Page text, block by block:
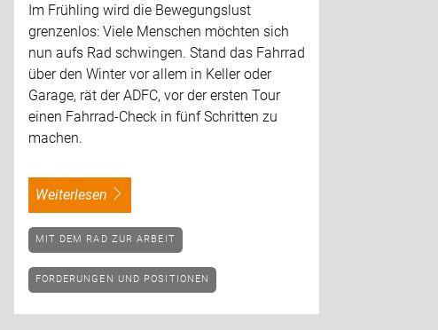
Im Frühling wird die Bewegungslust
grenzenlos: Viele Menschen möchten sich
nun aufs Rad schwingen. Stand das Fahrrad
über den Winter vor allem in Keller oder
Garage, rät der ADFC, vor der ersten Tour
einen Fahrrad-Check in fünf Schritten zu
machen.
weiterlesen
MIT DEM RAD ZUR ARBEIT
FORDERUNGEN UND POSITIONEN